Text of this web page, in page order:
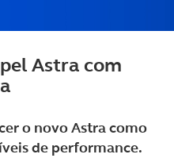
Astra com
o novo Astra como
de performance.